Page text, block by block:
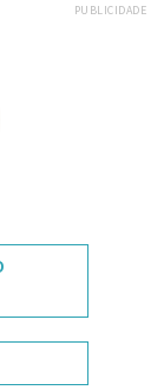
PUBLICIDADE